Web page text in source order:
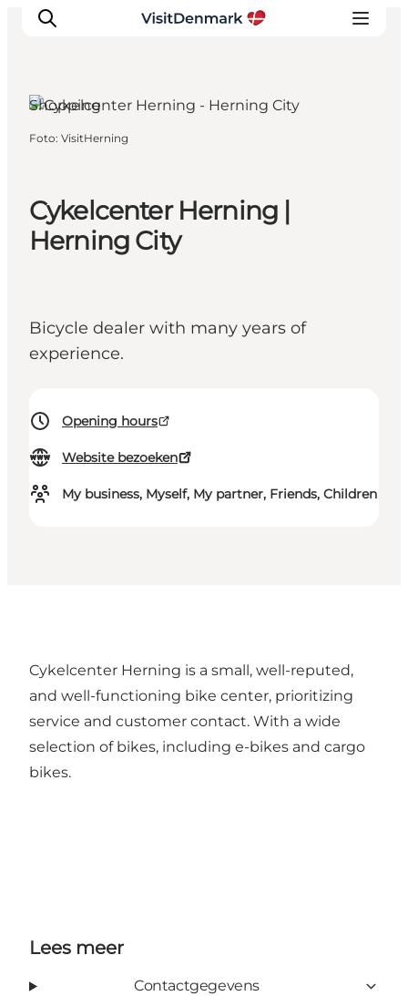
Wat te doen
Accommodaties
Plan je reis
Cykelcenter Herning |
Herning City
Bicycle dealer with many years of
experience.
Opening hours
Website bezoeken
My business, Myself, My partner, Friends, Children
Shopping
Foto: VisitHerning
Cykelcenter Herning is a small, well-reputed,
and well-functioning bike center, prioritizing
service and customer contact. With a wide
selection of bikes, including e-bikes and cargo
bikes.
Lees meer
Contactgegevens